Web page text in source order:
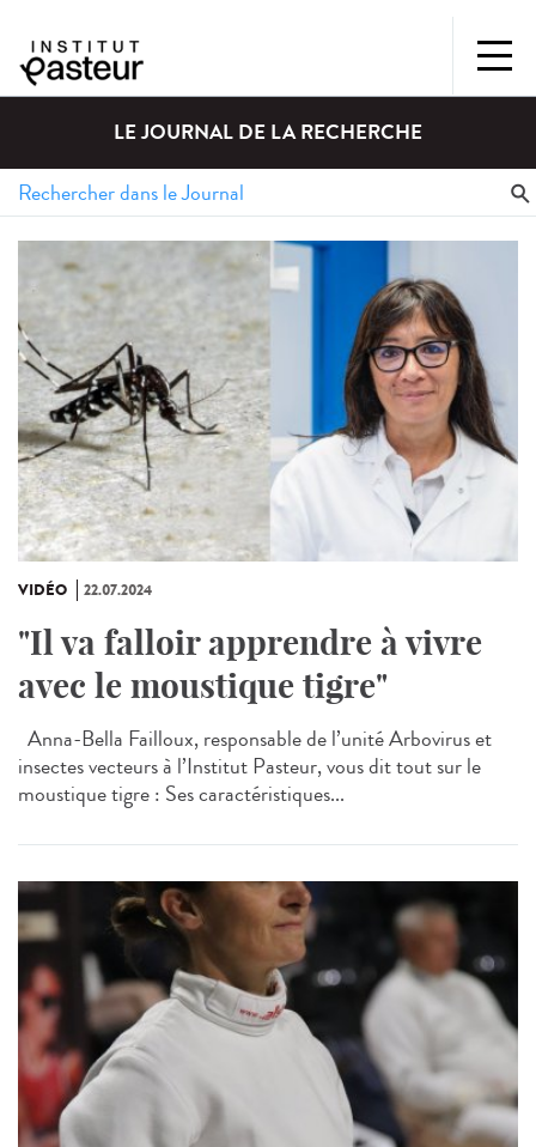
LE JOURNAL DE LA RECHERCHE
VIDÉO 22.07.2024
"Il va falloir apprendre à vivre
avec le moustique tigre"
Anna-Bella Failloux, responsable de l’unité Arbovirus et
insectes vecteurs à l’Institut Pasteur, vous dit tout sur le
moustique tigre : Ses caractéristiques...